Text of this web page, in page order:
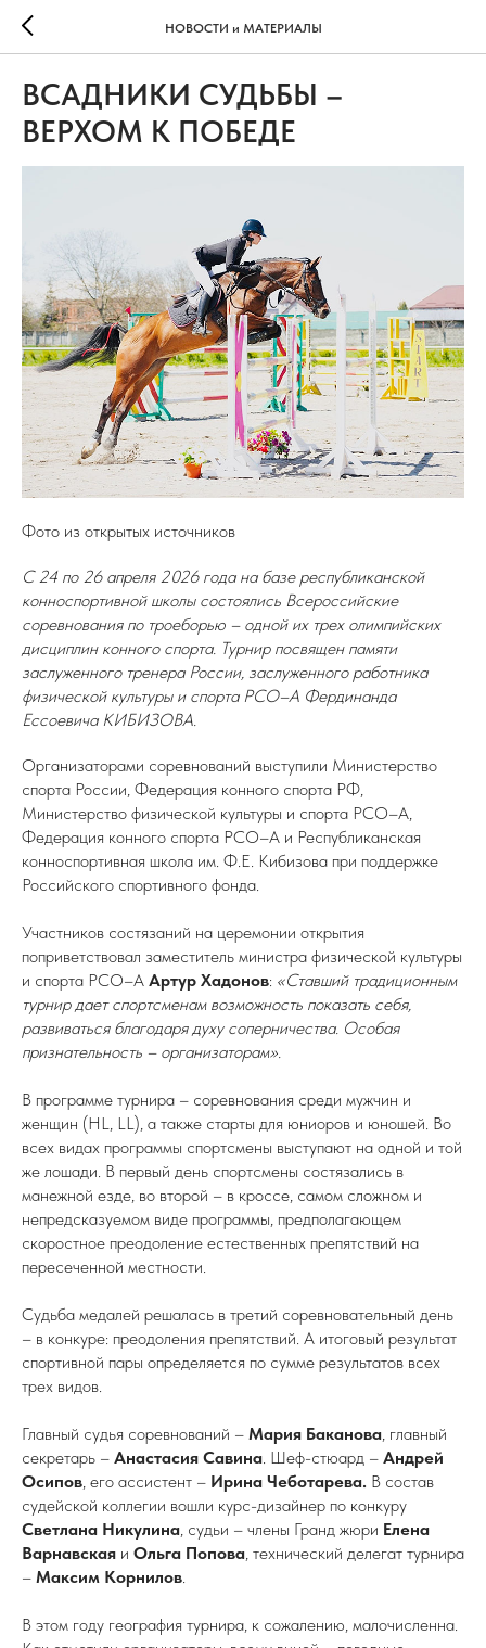
НОВОСТИ и МАТЕРИАЛЫ
ВСАДНИКИ СУДЬБЫ –
ВЕРХОМ К ПОБЕДЕ
Фото из открытых источников
С 24 по 26 апреля 2026 года на базе республиканской
конноспортивной школы состоялись Всероссийские
соревнования по троеборью – одной их трех олимпийских
дисциплин конного спорта. Турнир посвящен памяти
заслуженного тренера России, заслуженного работника
физической культуры и спорта РСО–А Фердинанда
Ессоевича КИБИЗОВА.
Организаторами соревнований выступили Министерство
спорта России, Федерация конного спорта РФ,
Министерство физической культуры и спорта РСО–А,
Федерация конного спорта РСО–А и Республиканская
конноспортивная школа им. Ф.Е. Кибизова при поддержке
Российского спортивного фонда.
Участников состязаний на церемонии открытия
поприветствовал заместитель министра физической культуры
и спорта РСО–А Артур Хадонов: «Ставший традиционным
турнир дает спортсменам возможность показать себя,
развиваться благодаря духу соперничества. Особая
признательность – организаторам».
В программе турнира – соревнования среди мужчин и
женщин (HL, LL), а также старты для юниоров и юношей. Во
всех видах программы спортсмены выступают на одной и той
же лошади. В первый день спортсмены состязались в
манежной езде, во второй – в кроссе, самом сложном и
непредсказуемом виде программы, предполагающем
скоростное преодоление естественных препятствий на
пересеченной местности.
Судьба медалей решалась в третий соревновательный день
– в конкуре: преодоления препятствий. А итоговый результат
спортивной пары определяется по сумме результатов всех
трех видов.
Главный судья соревнований – Мария Баканова, главный
секретарь – Анастасия Савина. Шеф-стюард – Андрей
Осипов, его ассистент – Ирина Чеботарева. В состав
судейской коллегии вошли курс-дизайнер по конкуру
Светлана Никулина, судьи – члены Гранд жюри Елена
Варнавская и Ольга Попова, технический делегат турнира
– Максим Корнилов.
В этом году география турнира, к сожалению, малочисленна.